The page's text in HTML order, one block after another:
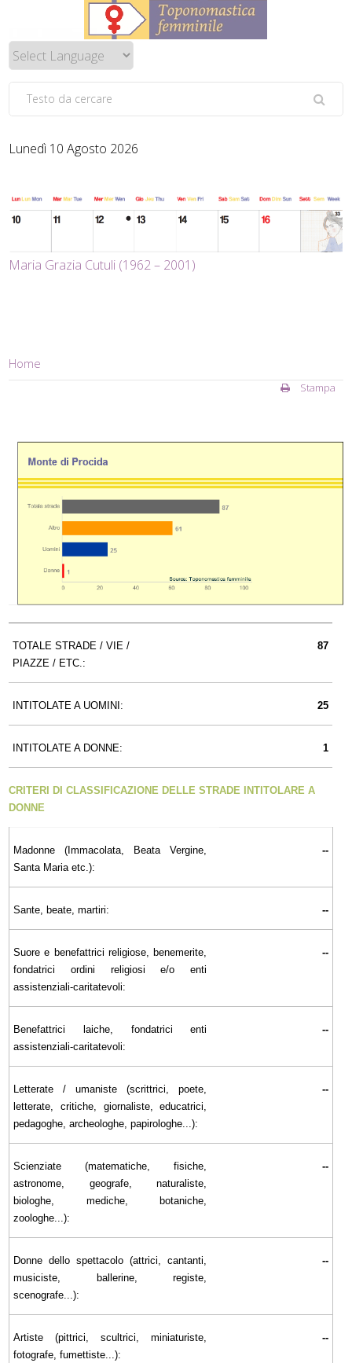
Lunedì 10 Agosto 2026
Maria Grazia Cutuli (1962 – 2001)
Home
Stampa
TOTALE STRADE / VIE /
PIAZZE / ETC.:
87
INTITOLATE A UOMINI: 25
INTITOLATE A DONNE: 1
CRITERI DI CLASSIFICAZIONE DELLE STRADE INTITOLARE A
DONNE
Madonne (Immacolata, Beata Vergine,
Santa Maria etc.):
--
Sante, beate, martiri: --
Suore e benefattrici religiose, benemerite,
fondatrici ordini religiosi e/o enti
assistenziali-caritatevoli:
--
Benefattrici laiche, fondatrici enti
assistenziali-caritatevoli:
--
Letterate / umaniste (scrittrici, poete,
letterate, critiche, giornaliste, educatrici,
pedagoghe, archeologhe, papirologhe...):
--
Scienziate (matematiche, fisiche,
astronome, geografe, naturaliste,
biologhe, mediche, botaniche,
zoologhe...):
--
Donne dello spettacolo (attrici, cantanti,
musiciste, ballerine, registe,
scenografe...):
--
Artiste (pittrici, scultrici, miniaturiste,
fotografe, fumettiste...):
--